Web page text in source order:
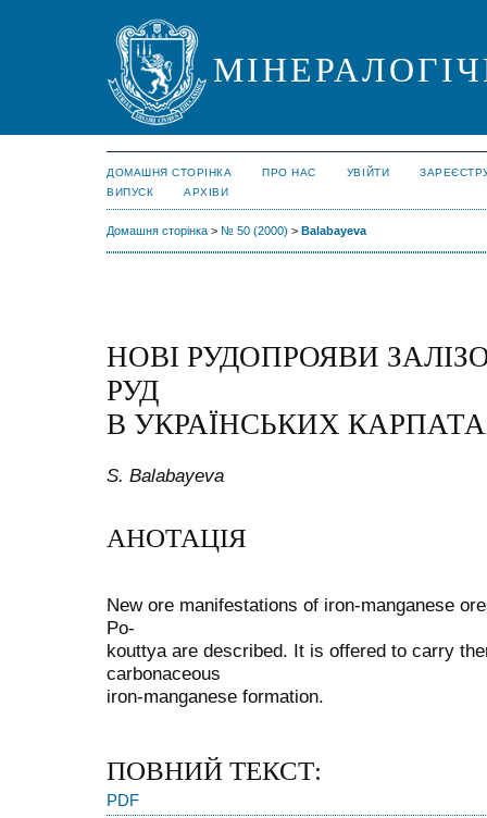
ДОМАШНЯ СТОРІНКА ПРО НАС УВІЙТИ
ВИПУСК
АРХІВИ
Домашня сторінка > № 50 (2000) > Balabayeva
НОВІ РУДОПРОЯВИ
РУД
В УКРАЇНСЬКИХ
S. Balabayeva
АНОТАЦІЯ
New ore manifestations of iron-manganese
Po-
kouttya are described. It is offered to carry
carbonaceous
iron-manganese formation.
ПОВНИЙ ТЕКСТ:
PDF